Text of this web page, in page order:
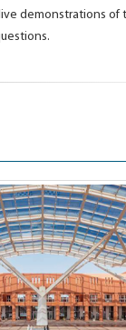
demonstrations